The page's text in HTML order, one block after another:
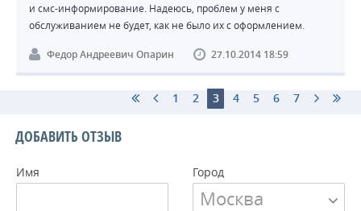
и смс-информирование. Надеюсь, проблем у меня с
обслуживанием не будет, как не было их с оформлением.
Федор Андреевич Опарин 27.10.2014 18:59
1 2 3 4 5 6 7
ДОБАВИТЬ ОТЗЫВ
Имя Город
Москва